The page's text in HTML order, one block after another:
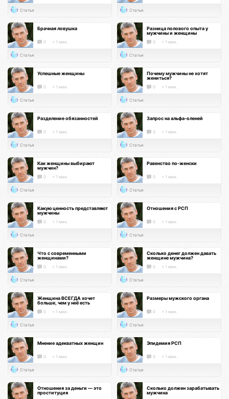
Статья Статья
Брачная ловушка
0 < 1 мин.
Статья
Разница полового опыта у
мужчины и женщины
0 < 1 мин.
Статья
Успешные женщины
0 < 1 мин.
Статья
Почему мужчины не хотят
жениться?
0 < 1 мин.
Статья
Разделение обязанностей
0 < 1 мин.
Статья
Запрос на альфа-оленей
0 < 1 мин.
Статья
Как женщины выбирают
мужчин?
0 < 1 мин.
Статья
Равенство по-женски
0 < 1 мин.
Статья
Какую ценность представляют
мужчины
0 < 1 мин.
Статья
Отношения с РСП
0 < 1 мин.
Статья
Что с современными
женщинами?
0 < 1 мин.
Статья
Сколько денег должен давать
женщине мужчина?
0 < 1 мин.
Статья
Женщина ВСЕГДА хочет
больше, чем у неё есть
0 < 1 мин.
Статья
Размеры мужского органа
0 < 1 мин.
Статья
Мнение адекватных женщин
0 < 1 мин.
Статья
Эпидемия РСП
0 < 1 мин.
Статья
Отношения за деньги — это
проституция
Сколько должен зарабатывать
мужчина